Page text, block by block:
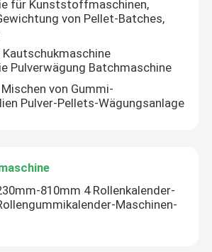
für Kunststoffmaschinen,
von Pellet-Batches,
Pulverwägung Batchmaschine
von Gummi-
Pulver-Pellets-Wägungsanlage
810mm 4 Rollenkalender-
Maschinen-